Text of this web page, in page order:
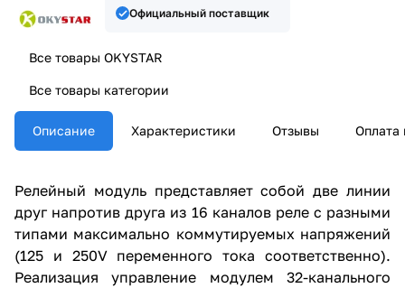
Официальный поставщик
Все товары OKYSTAR
Все товары категории
Описание Характеристики Отзывы Оплата
Релейный модуль представляет собой две линии
друг напротив друга из 16 каналов реле с разными
типами максимально коммутируемых напряжений
(125 и 250V переменного тока соответственно).
Реализация управление модулем 32-канального